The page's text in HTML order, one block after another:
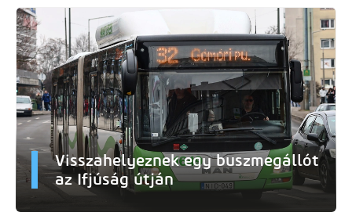
Visszahelyeznek egy buszmegállót
az Ifjúság útján